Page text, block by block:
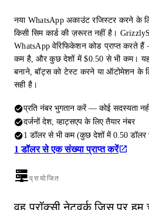
नया WhatsApp अकाउंट रजिस्टर करने के
किसी सिम कार्ड की ज़रूरत नहीं है।
WhatsApp वेरिफिकेशन कोड प्राप्त करते
कम है, और कुछ देशों में $0.50 से भी कम।
बनाने, बॉट्स को टेस्ट करने या ऑटोमेशन के
सही है।
प्रति नंबर भुगतान करें — कोई सदस्यता
दर्जनों देश, व्हाट्सएप के लिए तैयार नंबर
1 डॉलर से भी कम (कुछ देशों में 0.50 डॉलर
1 डॉलर से एक संख्या प्राप्त करें
प्रायोजित
वह प्रॉक्सी नेटवर्क जिस पर